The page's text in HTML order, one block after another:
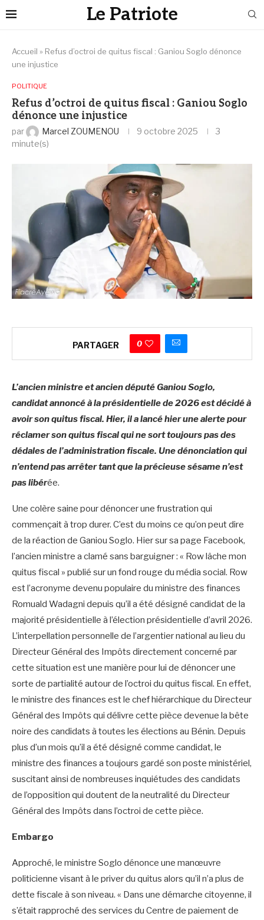
Le Patriote
Accueil » Refus d’octroi de quitus fiscal : Ganiou Soglo dénonce
une injustice
POLITIQUE
Refus d’octroi de quitus fiscal : Ganiou Soglo
dénonce une injustice
par Marcel ZOUMENOU 9 octobre 2025
3
minute(s)
PARTAGER 0
L’ancien ministre et ancien député Ganiou Soglo,
candidat annoncé à la présidentielle de 2026 est décidé à
avoir son quitus fiscal. Hier, il a lancé hier une alerte pour
réclamer son quitus fiscal qui ne sort toujours pas des
dédales de l’administration fiscale. Une dénonciation qui
n’entend pas arrêter tant que la précieuse sésame n’est
pas libérée.
Une colère saine pour dénoncer une frustration qui
commençait à trop durer. C’est du moins ce qu’on peut dire
de la réaction de Ganiou Soglo. Hier sur sa page Facebook,
l’ancien ministre a clamé sans barguigner : « Row lâche mon
quitus fiscal » publié sur un fond rouge du média social. Row
est l’acronyme devenu populaire du ministre des finances
Romuald Wadagni depuis qu’il a été désigné candidat de la
majorité présidentielle à l’élection présidentielle d’avril 2026.
L’interpellation personnelle de l’argentier national au lieu du
Directeur Général des Impôts directement concerné par
cette situation est une manière pour lui de dénoncer une
sorte de partialité autour de l’octroi du quitus fiscal. En effet,
le ministre des finances est le chef hiérarchique du Directeur
Général des Impôts qui délivre cette pièce devenue la bête
noire des candidats à toutes les élections au Bénin. Depuis
plus d’un mois qu’il a été désigné comme candidat, le
ministre des finances a toujours gardé son poste ministériel,
suscitant ainsi de nombreuses inquiétudes des candidats
de l’opposition qui doutent de la neutralité du Directeur
Général des Impôts dans l’octroi de cette pièce.
Embargo
Approché, le ministre Soglo dénonce une manœuvre
politicienne visant à le priver du quitus alors qu’il n’a plus de
dette fiscale à son niveau. « Dans une démarche citoyenne, il
s’était rapproché des services du Centre de paiement de